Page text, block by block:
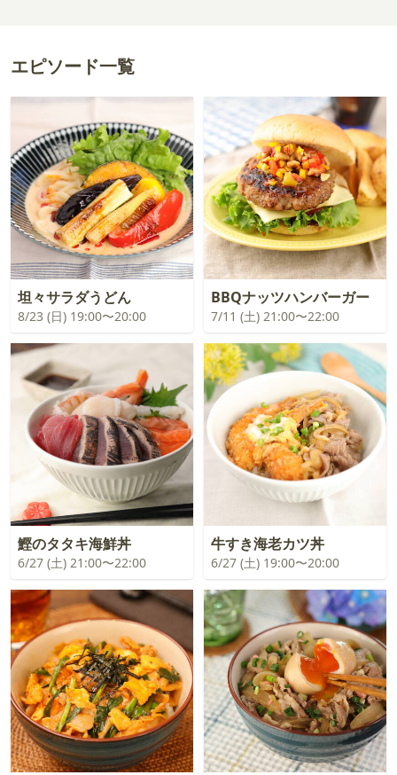
エピソード一覧
坦々サラダうどん
8/23 (日) 19:00〜20:00
BBQナッツハンバーガー
7/11 (土) 21:00〜22:00
鰹のタタキ海鮮丼
6/27 (土) 21:00〜22:00
牛すき海老カツ丼
6/27 (土) 19:00〜20:00